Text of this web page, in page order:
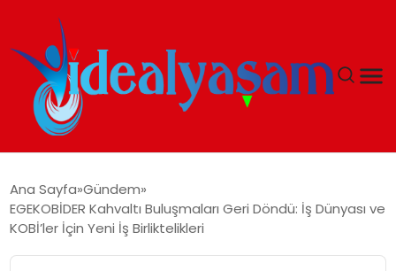
GÜNDEM
Ana Sayfa Gündem
EGEKOBİDER Kahvaltı Buluşmaları Geri Döndü: İş Dünyası ve
KOBİ’ler İçin Yeni İş Birliktelikleri